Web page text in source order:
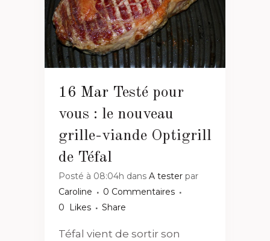
16 Mar Testé pour
vous : le nouveau
grille-viande Optigrill
de Téfal
Posté à 08:04h dans A tester par
Caroline
0 Commentaires
0
Likes Share
Téfal vient de sortir son